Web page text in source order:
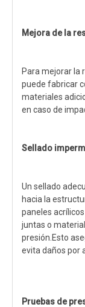
Mejora de la
Para mejorar la
puede fabricar
materiales
en caso de
Sellado
Un sellado
hacia la
paneles
juntas o
presión.Esto
evita daños por
Pruebas de